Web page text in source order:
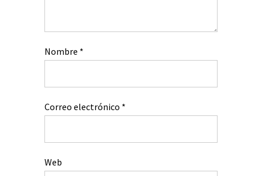
Nombre *
Correo electrónico *
Web